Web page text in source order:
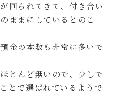
回られてきて、付き合い
ままにしているとのこ
金の本数も非常に多いで
とんど無いので、少しで
とで選ばれているようで